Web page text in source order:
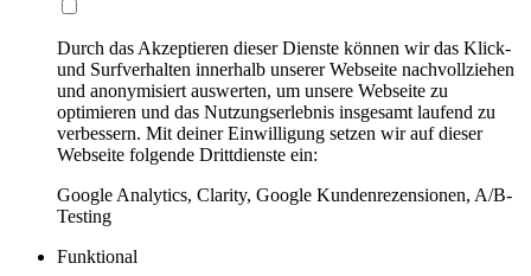
Durch das Akzeptieren dieser Dienste können wir das Klick-
und Surfverhalten innerhalb unserer Webseite nachvollziehen
und anonymisiert auswerten, um unsere Webseite zu
optimieren und das Nutzungserlebnis insgesamt laufend zu
verbessern. Mit deiner Einwilligung setzen wir auf dieser
Webseite folgende Drittdienste ein:
Google Analytics, Clarity, Google Kundenrezensionen, A/B-
Testing
Funktional